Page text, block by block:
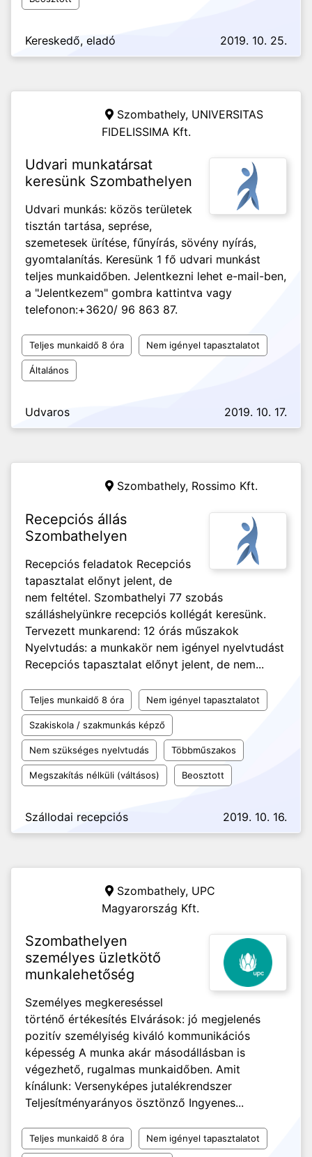
Kereskedő, eladó 2019. 10. 25.
Szombathely, UNIVERSITAS
FIDELISSIMA Kft.
Udvari munkatársat
keresünk Szombathelyen
Udvari munkás: közös területek
tisztán tartása, seprése,
szemetesek ürítése, fűnyírás, sövény nyírás,
gyomtalanítás. Keresünk 1 fő udvari munkást
teljes munkaidőben. Jelentkezni lehet e-mail-ben,
a "Jelentkezem" gombra kattintva vagy
telefonon:+3620/ 96 863 87.
Teljes munkaidő 8 óra Nem igényel tapasztalatot
Általános
Udvaros 2019. 10. 17.
Szombathely, Rossimo Kft.
Recepciós állás
Szombathelyen
Recepciós feladatok Recepciós
tapasztalat előnyt jelent, de
nem feltétel. Szombathelyi 77 szobás
szálláshelyünkre recepciós kollégát keresünk.
Tervezett munkarend: 12 órás műszakok
Nyelvtudás: a munkakör nem igényel nyelvtudást
Recepciós tapasztalat előnyt jelent, de nem...
Teljes munkaidő 8 óra Nem igényel tapasztalatot
Szakiskola / szakmunkás képző
Nem szükséges nyelvtudás Többműszakos
Megszakítás nélküli (váltásos) Beosztott
Szállodai recepciós 2019. 10. 16.
Szombathely, UPC
Magyarország Kft.
Szombathelyen
személyes üzletkötő
munkalehetőség
Személyes megkereséssel
történő értékesítés Elvárások: jó megjelenés
pozitív személyiség kiváló kommunikációs
képesség A munka akár másodállásban is
végezhető, rugalmas munkaidőben. Amit
kínálunk: Versenyképes jutalékrendszer
Teljesítményarányos ösztönző Ingyenes...
Teljes munkaidő 8 óra Nem igényel tapasztalatot